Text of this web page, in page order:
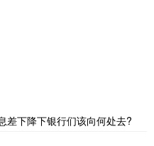
差下降下银行们该向何处去?